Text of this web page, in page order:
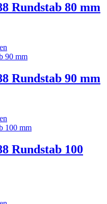
Rundstab 80 mm
Rundstab 90 mm
Rundstab 100